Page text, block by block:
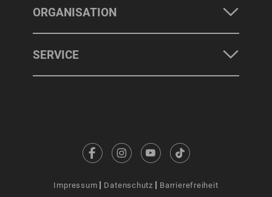
ORGANISATION
SERVICE
Impressum Datenschutz Barrierefreiheit